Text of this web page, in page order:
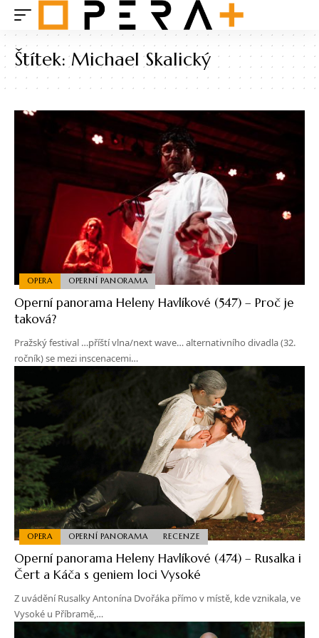
Štítek:Michael Skalický
OPERA OPERNÍ PANORAMA
Operní panorama Heleny Havlíkové (547) – Proč je
taková?
Pražský festival …příští vlna/next wave… alternativního divadla (32.
ročník) se mezi inscenacemi…
OPERA OPERNÍ PANORAMA RECENZE
Operní panorama Heleny Havlíkové (474) – Rusalka i
Čert a Káča s geniem loci Vysoké
Z uvádění Rusalky Antonína Dvořáka přímo v místě, kde vznikala, ve
Vysoké u Příbramě,…